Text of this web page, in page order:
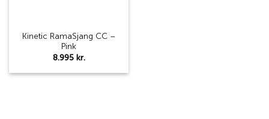
Kinetic RamaSjang CC –
Pink
8.995 kr.